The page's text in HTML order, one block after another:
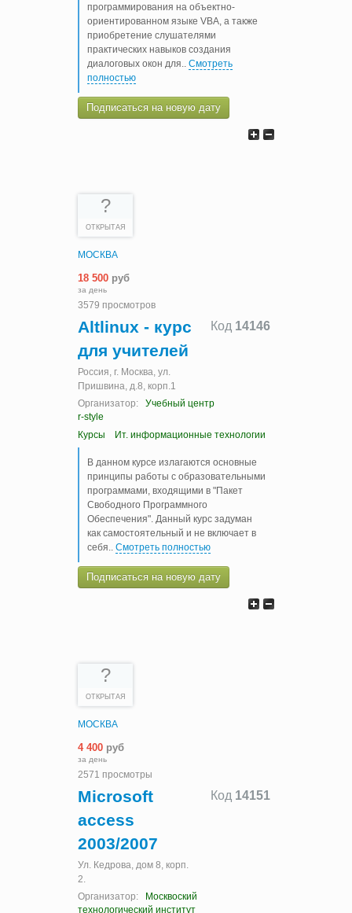
программирования на объектно-
ориентированном языке VBA, а также
приобретение слушателями
практических навыков создания
диалоговых окон для.. Смотреть
полностью
Подписаться на новую дату
?
ОТКРЫТАЯ
МОСКВА
18 500 руб
за день
3579 просмотров
Код 14146
Altlinux - курс
для учителей
Россия, г. Москва, ул.
Пришвина, д.8, корп.1
Организатор:
Учебный центр
r-style
Курсы
Ит. информационные технологии
В данном курсе излагаются основные
принципы работы с образовательными
программами, входящими в "Пакет
Свободного Программного
Обеспечения". Данный курс задуман
как самостоятельный и не включает в
себя.. Смотреть полностью
Подписаться на новую дату
?
ОТКРЫТАЯ
МОСКВА
4 400 руб
за день
2571 просмотры
Код 14151
Microsoft
access
2003/2007
Ул. Кедрова, дом 8, корп.
2.
Организатор:
Москвоский
технологический институт